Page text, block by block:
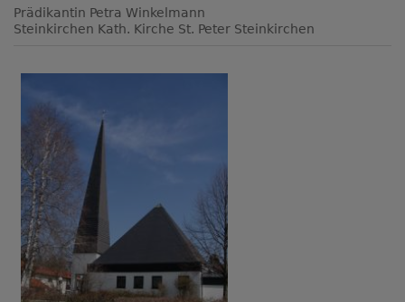
Prädikantin Petra Winkelmann
Steinkirchen Kath. Kirche St. Peter Steinkirchen